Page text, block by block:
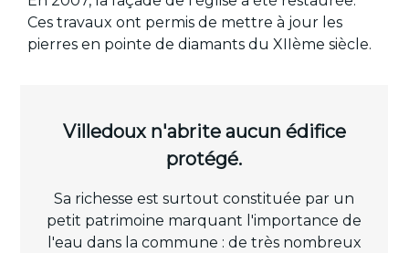
Ces travaux ont permis de mettre à jour les
pierres en pointe de diamants du XIIème siècle.
Villedoux n'abrite aucun édifice
protégé.
Sa richesse est surtout constituée par un
petit patrimoine marquant l'importance de
l'eau dans la commune : de très nombreux